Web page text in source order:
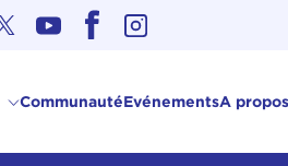
CommunautéEvénementsA